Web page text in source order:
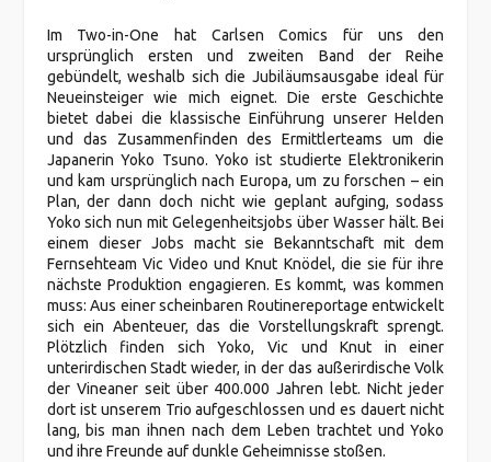
Im Two-in-One hat Carlsen Comics für uns den
ursprünglich ersten und zweiten Band der Reihe
gebündelt, weshalb sich die Jubiläumsausgabe ideal für
Neueinsteiger wie mich eignet. Die erste Geschichte
bietet dabei die klassische Einführung unserer Helden
und das Zusammenfinden des Ermittlerteams um die
Japanerin Yoko Tsuno. Yoko ist studierte Elektronikerin
und kam ursprünglich nach Europa, um zu forschen – ein
Plan, der dann doch nicht wie geplant aufging, sodass
Yoko sich nun mit Gelegenheitsjobs über Wasser hält. Bei
einem dieser Jobs macht sie Bekanntschaft mit dem
Fernsehteam Vic Video und Knut Knödel, die sie für ihre
nächste Produktion engagieren. Es kommt, was kommen
muss: Aus einer scheinbaren Routinereportage entwickelt
sich ein Abenteuer, das die Vorstellungskraft sprengt.
Plötzlich finden sich Yoko, Vic und Knut in einer
unterirdischen Stadt wieder, in der das außerirdische Volk
der Vineaner seit über 400.000 Jahren lebt. Nicht jeder
dort ist unserem Trio aufgeschlossen und es dauert nicht
lang, bis man ihnen nach dem Leben trachtet und Yoko
und ihre Freunde auf dunkle Geheimnisse stoßen.